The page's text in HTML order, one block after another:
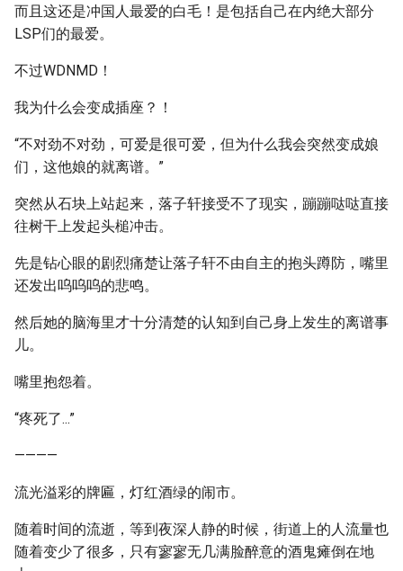
而且这还是冲国人最爱的白毛！是包括自己在内绝大部分
LSP们的最爱。
不过WDNMD！
我为什么会变成插座？！
“不对劲不对劲，可爱是很可爱，但为什么我会突然变成娘
们，这他娘的就离谱。”
突然从石块上站起来，落子轩接受不了现实，蹦蹦哒哒直接
往树干上发起头槌冲击。
先是钻心眼的剧烈痛楚让落子轩不由自主的抱头蹲防，嘴里
还发出呜呜呜的悲鸣。
然后她的脑海里才十分清楚的认知到自己身上发生的离谱事
儿。
嘴里抱怨着。
“疼死了...”
————
流光溢彩的牌匾，灯红酒绿的闹市。
随着时间的流逝，等到夜深人静的时候，街道上的人流量也
随着变少了很多，只有寥寥无几满脸醉意的酒鬼瘫倒在地